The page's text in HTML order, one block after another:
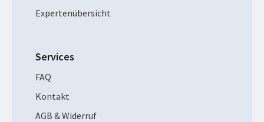
Expertenübersicht
Services
FAQ
Kontakt
AGB & Widerruf